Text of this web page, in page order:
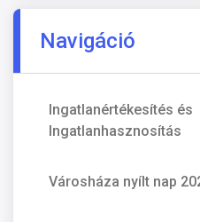
Navigáció
Ingatlanértékesítés és
Ingatlanhasznosítás
Városháza nyílt nap